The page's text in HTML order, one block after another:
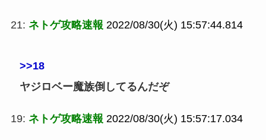
21: ネトゲ攻略速報 2022/08/30(火) 15:57:44.814
>>18
ヤジロベー魔族倒してるんだぞ
19: ネトゲ攻略速報 2022/08/30(火) 15:57:17.034